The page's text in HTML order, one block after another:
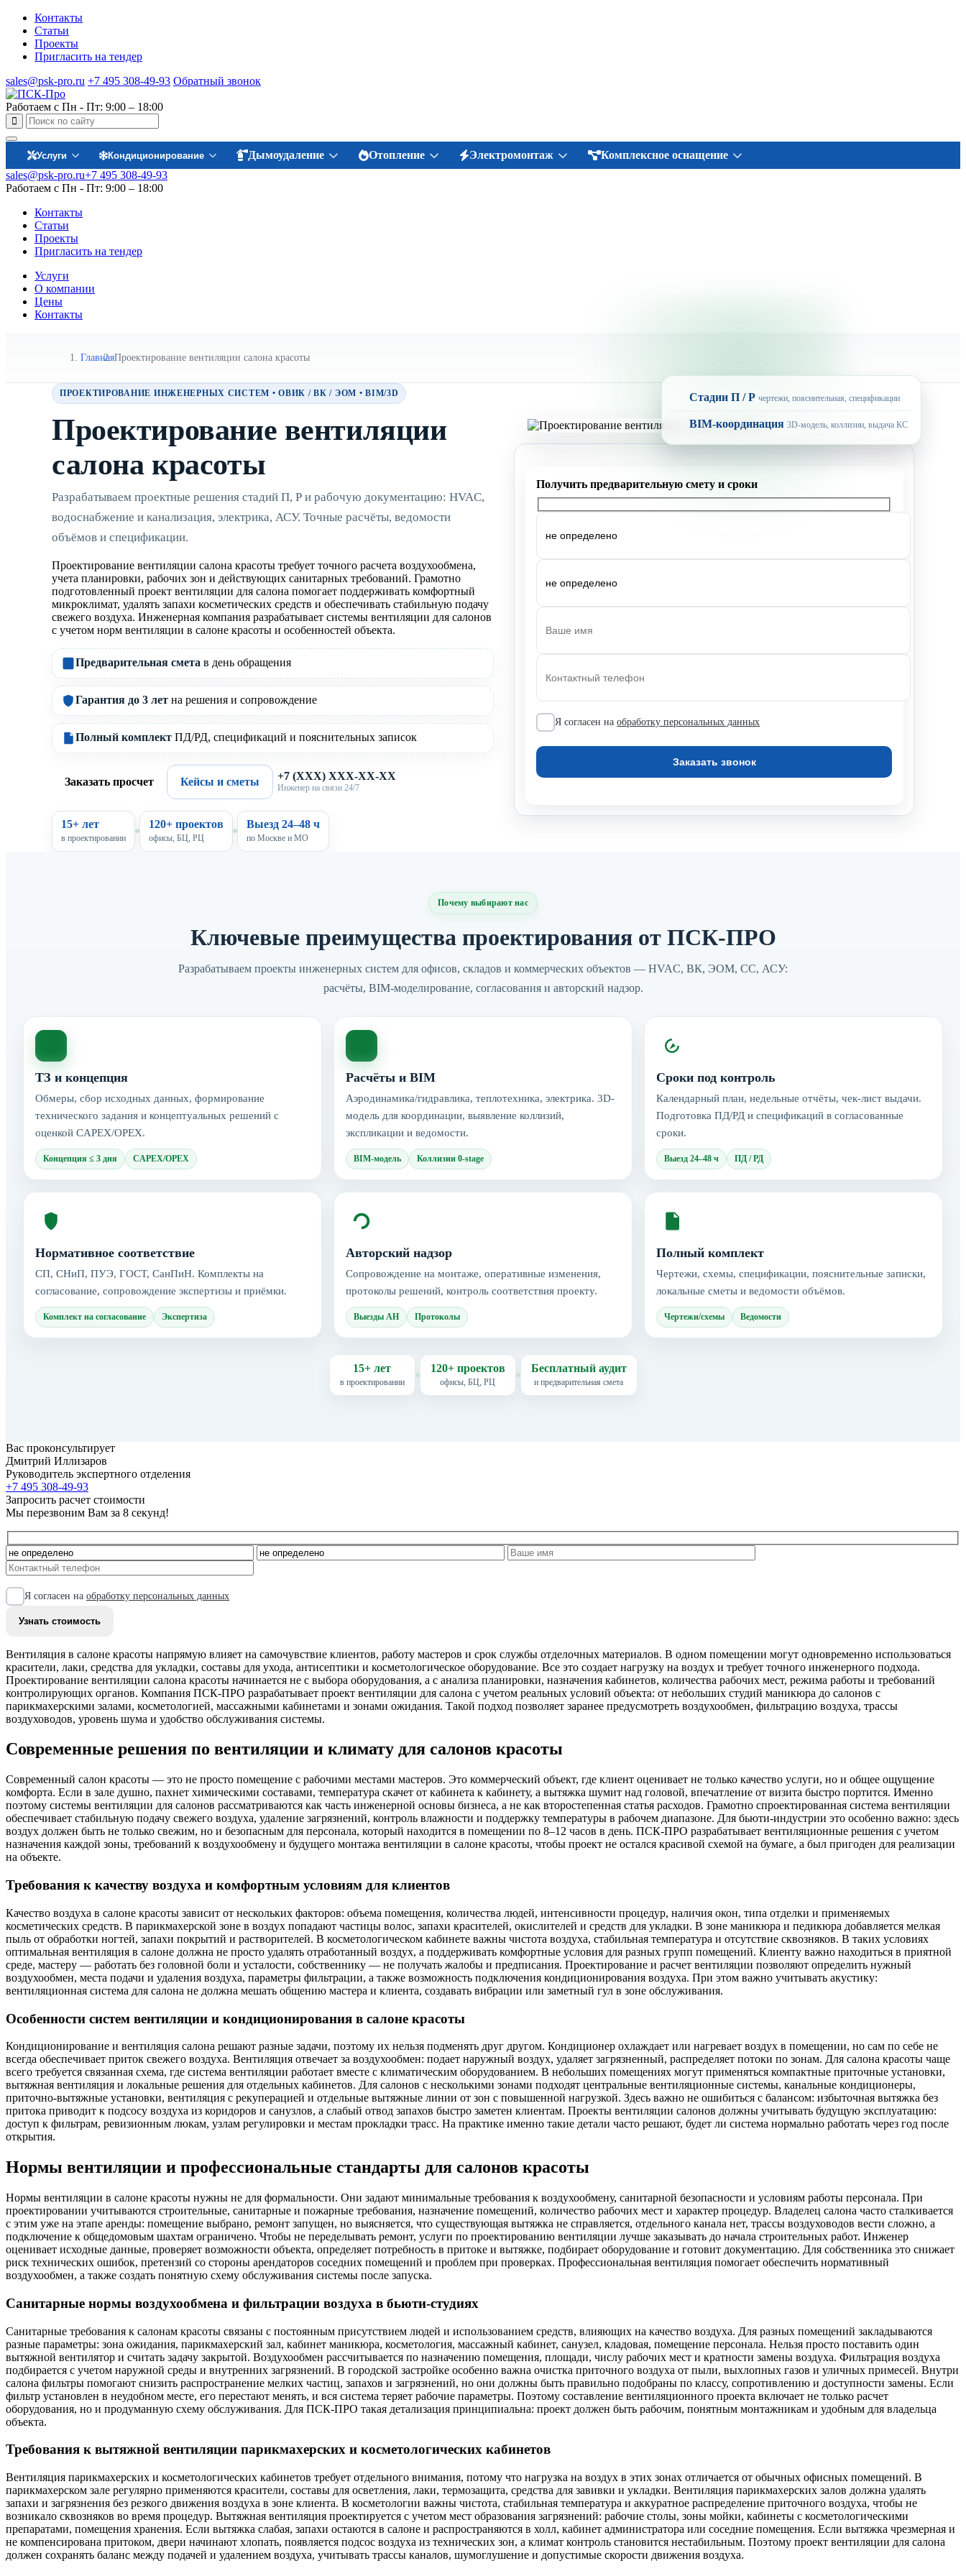
Контакты
Статьи
Проекты
Пригласить на тендер
sales@psk-pro.ru +7 495 308-49-93 Обратный звонок
Работаем с Пн - Пт: 9:00 – 18:00
Услуги Кондиционирование Дымоудаление Отопление Электромонтаж
Комплексное оснащение
sales@psk-pro.ru+7 495 308-49-93
Работаем с Пн - Пт: 9:00 – 18:00
Контакты
Статьи
Проекты
Пригласить на тендер
Услуги
О компании
Цены
Контакты
ГлавнаяПроектирование вентиляции салона красоты
ПРОЕКТИРОВАНИЕ ИНЖЕНЕРНЫХ СИСТЕМ • ОВИК / ВК / ЭОМ • BIM/3D
Проектирование вентиляции
салона красоты
Разрабатываем проектные решения стадий П, Р и рабочую документацию: HVAC,
водоснабжение и канализация, электрика, АСУ. Точные расчёты, ведомости
объёмов и спецификации.
Проектирование вентиляции салона красоты требует точного расчета воздухообмена,
учета планировки, рабочих зон и действующих санитарных требований. Грамотно
подготовленный проект вентиляции для салона помогает поддерживать комфортный
микроклимат, удалять запахи косметических средств и обеспечивать стабильную подачу
свежего воздуха. Инженерная компания разрабатывает системы вентиляции для салонов
с учетом норм вентиляции в салоне красоты и особенностей объекта.
Предварительная смета в день обращения
Гарантия до 3 лет на решения и сопровождение
Полный комплект ПД/РД, спецификаций и пояснительных записок
Заказать просчет Кейсы и сметы +7 (XXX) XXX-XX-XX
Инженер на связи 24/7
15+ лет
в проектировании
120+ проектов
офисы, БЦ, РЦ
Выезд 24–48 ч
по Москве и МО
Стадии П / Р чертежи, пояснительная, спецификации
BIM-координация 3D-модель, коллизии, выдача КС
Я согласен наобработку персональных данных
Почему выбирают нас
Ключевые преимущества проектирования от ПСК-ПРО
Разрабатываем проекты инженерных систем для офисов, складов и коммерческих объектов — HVAC, ВК, ЭОМ, СС, АСУ:
расчёты, BIM-моделирование, согласования и авторский надзор.
ТЗ и концепция
Обмеры, сбор исходных данных, формирование
технического задания и концептуальных решений с
оценкой CAPEX/OPEX.
Концепция ≤ 3 дня CAPEX/OPEX
Расчёты и BIM
Аэродинамика/гидравлика, теплотехника, электрика. 3D-
модель для координации, выявление коллизий,
экспликации и ведомости.
BIM-модель Коллизии 0-stage
Сроки под контроль
Календарный план, недельные отчёты, чек-лист выдачи.
Подготовка ПД/РД и спецификаций в согласованные
сроки.
Выезд 24–48 ч ПД / РД
Нормативное соответствие
СП, СНиП, ПУЭ, ГОСТ, СанПиН. Комплекты на
согласование, сопровождение экспертизы и приёмки.
Комплект на согласование Экспертиза
Авторский надзор
Сопровождение на монтаже, оперативные изменения,
протоколы решений, контроль соответствия проекту.
Выезды АН Протоколы
Полный комплект
Чертежи, схемы, спецификации, пояснительные записки,
локальные сметы и ведомости объёмов.
Чертежи/схемы Ведомости
15+ лет
в проектировании
120+ проектов
офисы, БЦ, РЦ
Бесплатный аудит
и предварительная смета
Вас проконсультирует
Дмитрий Иллизаров
Руководитель экспертного отделения
+7 495 308-49-93
Запросить расчет стоимости
Мы перезвоним Вам за 8 секунд!
Я согласен на обработку персональных данных
Вентиляция в салоне красоты напрямую влияет на самочувствие клиентов, работу мастеров и срок службы отделочных материалов. В одном помещении могут одновременно использоваться
красители, лаки, средства для укладки, составы для ухода, антисептики и косметологическое оборудование. Все это создает нагрузку на воздух и требует точного инженерного подхода.
Проектирование вентиляции салона красоты начинается не с выбора оборудования, а с анализа планировки, назначения кабинетов, количества рабочих мест, режима работы и требований
контролирующих органов. Компания ПСК-ПРО разрабатывает проект вентиляции для салона с учетом реальных условий объекта: от небольших студий маникюра до салонов с
парикмахерскими залами, косметологией, массажными кабинетами и зонами ожидания. Такой подход позволяет заранее предусмотреть воздухообмен, фильтрацию воздуха, трассы
воздуховодов, уровень шума и удобство обслуживания системы.
Современные решения по вентиляции и климату для салонов красоты
Современный салон красоты — это не просто помещение с рабочими местами мастеров. Это коммерческий объект, где клиент оценивает не только качество услуги, но и общее ощущение
комфорта. Если в зале душно, пахнет химическими составами, температура скачет от кабинета к кабинету, а вытяжка шумит над головой, впечатление от визита быстро портится. Именно
поэтому системы вентиляции для салонов рассматриваются как часть инженерной основы бизнеса, а не как второстепенная статья расходов. Грамотно спроектированная система вентиляции
обеспечивает стабильную подачу свежего воздуха, удаление загрязнений, контроль влажности и поддержку температуры в рабочем диапазоне. Для бьюти-индустрии это особенно важно: здесь
воздух должен быть не только свежим, но и безопасным для персонала, который находится в помещении по 8–12 часов в день. ПСК-ПРО разрабатывает вентиляционные решения с учетом
назначения каждой зоны, требований к воздухообмену и будущего монтажа вентиляции в салоне красоты, чтобы проект не остался красивой схемой на бумаге, а был пригоден для реализации
на объекте.
Требования к качеству воздуха и комфортным условиям для клиентов
Качество воздуха в салоне красоты зависит от нескольких факторов: объема помещения, количества людей, интенсивности процедур, наличия окон, типа отделки и применяемых
косметических средств. В парикмахерской зоне в воздух попадают частицы волос, запахи красителей, окислителей и средств для укладки. В зоне маникюра и педикюра добавляется мелкая
пыль от обработки ногтей, запахи покрытий и растворителей. В косметологическом кабинете важны чистота воздуха, стабильная температура и отсутствие сквозняков. В таких условиях
оптимальная вентиляция в салоне должна не просто удалять отработанный воздух, а поддерживать комфортные условия для разных групп помещений. Клиенту важно находиться в приятной
среде, мастеру — работать без головной боли и усталости, собственнику — не получать жалобы и предписания. Проектирование и расчет вентиляции позволяют определить нужный
воздухообмен, места подачи и удаления воздуха, параметры фильтрации, а также возможность подключения кондиционирования воздуха. При этом важно учитывать акустику:
вентиляционная система для салона не должна мешать общению мастера и клиента, создавать вибрации или заметный гул в зоне обслуживания.
Особенности систем вентиляции и кондиционирования в салоне красоты
Кондиционирование и вентиляция салона решают разные задачи, поэтому их нельзя подменять друг другом. Кондиционер охлаждает или нагревает воздух в помещении, но сам по себе не
всегда обеспечивает приток свежего воздуха. Вентиляция отвечает за воздухообмен: подает наружный воздух, удаляет загрязненный, распределяет потоки по зонам. Для салона красоты чаще
всего требуется связанная схема, где система вентиляции работает вместе с климатическим оборудованием. В небольших помещениях могут применяться компактные приточные установки,
вытяжная вентиляция и локальные решения для отдельных кабинетов. Для салонов с несколькими зонами подходят центральные вентиляционные системы, канальные кондиционеры,
приточно-вытяжные установки, вентиляция с рекуперацией и отдельные вытяжные линии от зон с повышенной нагрузкой. Здесь важно не ошибиться с балансом: избыточная вытяжка без
притока приводит к подсосу воздуха из коридоров и санузлов, а слабый отвод запахов быстро заметен клиентам. Проекты вентиляции салонов должны учитывать будущую эксплуатацию:
доступ к фильтрам, ревизионным люкам, узлам регулировки и местам прокладки трасс. На практике именно такие детали часто решают, будет ли система нормально работать через год после
открытия.
Нормы вентиляции и профессиональные стандарты для салонов красоты
Нормы вентиляции в салоне красоты нужны не для формальности. Они задают минимальные требования к воздухообмену, санитарной безопасности и условиям работы персонала. При
проектировании учитываются строительные, санитарные и пожарные требования, назначение помещений, количество рабочих мест и характер процедур. Владелец салона часто сталкивается
с этим уже на этапе аренды: помещение выбрано, ремонт запущен, но выясняется, что существующая вытяжка не справляется, отдельного канала нет, трассы воздуховодов вести сложно, а
подключение к общедомовым шахтам ограничено. Чтобы не переделывать ремонт, услуги по проектированию вентиляции лучше заказывать до начала строительных работ. Инженер
оценивает исходные данные, проверяет возможности объекта, определяет потребность в притоке и вытяжке, подбирает оборудование и готовит документацию. Для собственника это снижает
риск технических ошибок, претензий со стороны арендаторов соседних помещений и проблем при проверках. Профессиональная вентиляция помогает обеспечить нормативный
воздухообмен, а также создать понятную схему обслуживания системы после запуска.
Санитарные нормы воздухообмена и фильтрации воздуха в бьюти-студиях
Санитарные требования к салонам красоты связаны с постоянным присутствием людей и использованием средств, влияющих на качество воздуха. Для разных помещений закладываются
разные параметры: зона ожидания, парикмахерский зал, кабинет маникюра, косметология, массажный кабинет, санузел, кладовая, помещение персонала. Нельзя просто поставить один
вытяжной вентилятор и считать задачу закрытой. Воздухообмен рассчитывается по назначению помещения, площади, числу рабочих мест и кратности замены воздуха. Фильтрация воздуха
подбирается с учетом наружной среды и внутренних загрязнений. В городской застройке особенно важна очистка приточного воздуха от пыли, выхлопных газов и уличных примесей. Внутри
салона фильтры помогают снизить распространение мелких частиц, запахов и загрязнений, но они должны быть правильно подобраны по классу, сопротивлению и доступности замены. Если
фильтр установлен в неудобном месте, его перестают менять, и вся система теряет рабочие параметры. Поэтому составление вентиляционного проекта включает не только расчет
оборудования, но и продуманную схему обслуживания. Для ПСК-ПРО такая детализация принципиальна: проект должен быть рабочим, понятным монтажникам и удобным для владельца
объекта.
Требования к вытяжной вентиляции парикмахерских и косметологических кабинетов
Вентиляция парикмахерских и косметологических кабинетов требует отдельного внимания, потому что нагрузка на воздух в этих зонах отличается от обычных офисных помещений. В
парикмахерском зале регулярно применяются красители, составы для осветления, лаки, термозащита, средства для завивки и укладки. Вентиляция парикмахерских залов должна удалять
запахи и загрязнения без резкого движения воздуха в зоне клиента. В косметологии важны чистота, стабильная температура и аккуратное распределение приточного воздуха, чтобы не
возникало сквозняков во время процедур. Вытяжная вентиляция проектируется с учетом мест образования загрязнений: рабочие столы, зоны мойки, кабинеты с косметологическими
препаратами, помещения хранения. Если вытяжка слабая, запахи остаются в салоне и распространяются в холл, кабинет администратора или соседние помещения. Если вытяжка чрезмерная и
не компенсирована притоком, двери начинают хлопать, появляется подсос воздуха из технических зон, а климат контроль становится нестабильным. Поэтому проект вентиляции для салона
должен сохранять баланс между подачей и удалением воздуха, учитывать трассы каналов, шумоглушение и допустимые скорости движения воздуха.